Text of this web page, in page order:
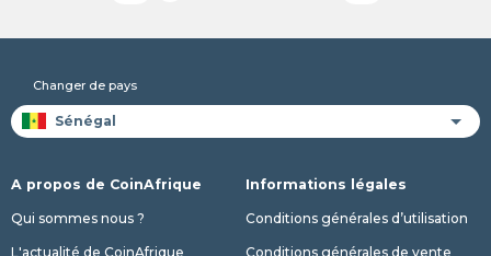
Changer de pays
A propos de CoinAfrique
Qui sommes nous ?
L'actualité de CoinAfrique
Informations légales
Conditions générales d’utilisation
Conditions générales de vente